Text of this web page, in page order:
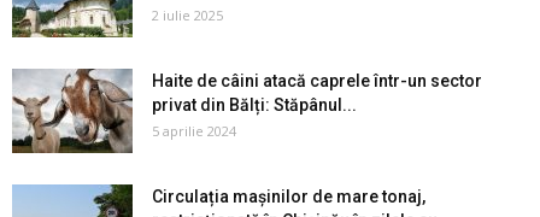
2 iulie 2025
Haite de câini atacă caprele într-un sector
privat din Bălți: Stăpânul...
5 aprilie 2024
Circulația mașinilor de mare tonaj,